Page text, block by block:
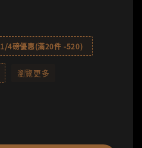
1/4磅優惠(滿20件 -520)
瀏覽更多